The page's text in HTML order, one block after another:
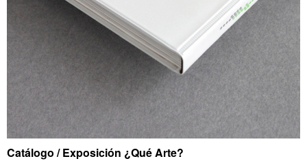
Catálogo / Exposición ¿Qué Arte?